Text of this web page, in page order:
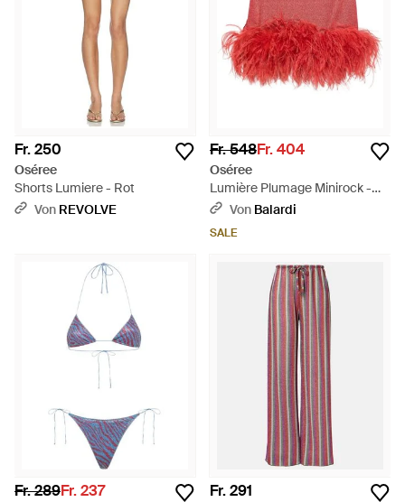
Fr. 250
Oséree
Shorts Lumiere - Rot
Von REVOLVE
Fr. 548Fr. 404
Oséree
Lumière Plumage Minirock -
RotVon Balardi
SALE
Fr. 289Fr. 237 Fr. 291